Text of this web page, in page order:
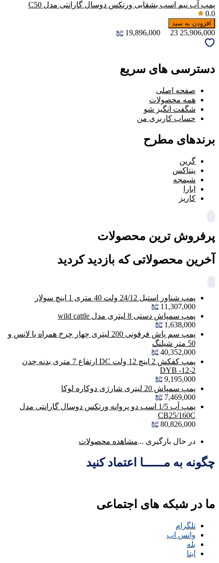
پمپ آب نیم اسب بشقابی ورتکس دوسال گارانتی مدل C50
0.0
افزودن به سبد
25,906,000
23
19,896,000
دسترسی های سریع
صفحه اصلی
همه محصولات
شگفت انگیز شو
حساب کاربری من
برندهای مطرح
گرین
پنتاکس
شیمجه
ابارا
کاریز
پرفروش ترین محصولات
آخرین محصولاتی که بازدید کردید
پمپ شناور استیل 24/12 ولت 40 متری 1 اینچ سولار
11,307,000
پمپ سمپاش دستی 8 لیتری مدل wild cattle
1,638,000
پمپ سم پاش فرقونی 200 لیتری چهار چرخ همراه با لانس و
50 متر شیلنگ
40,352,000
پمپ کفکش 2 اینچ 12 ولت DC ارتفاع 7 متری بدنه چدن
DYB -12-2
9,195,000
پمپ سمپاش 20 لیتری شارژی دوکاره لوکا
7,469,000
پمپ آب 1/5 اسب دو پروانه ورتکس دوسال گارانتی مدل
CB25/160C
80,826,000
در حال بارگیری ...مشاهده محصولات
چگونه به مــــــا اعتماد کنید
ما در شبکه های اجتماعی
تلگرام
واتس اپ
بله
ایتا